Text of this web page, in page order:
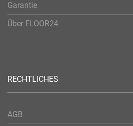
Garantie
Über FLOOR24
RECHTLICHES
AGB